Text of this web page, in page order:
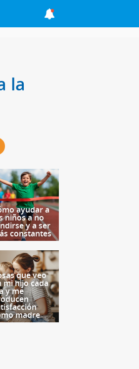
la
ayudar a
niños a no
y a ser
constantes
que veo
mi hijo cada
y me
madre